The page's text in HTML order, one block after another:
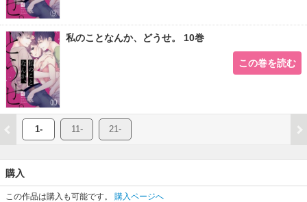
私のことなんか、どうせ。 10巻
この巻を読む
1- 11- 21-
購入
この作品は購入も可能です。 購入ページへ